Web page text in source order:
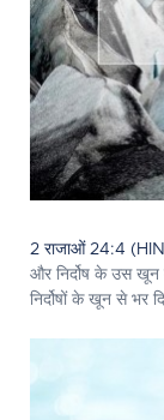
2 राजाओं 24:4
और निर्दोष के उस
निर्दोषों के खून से भर